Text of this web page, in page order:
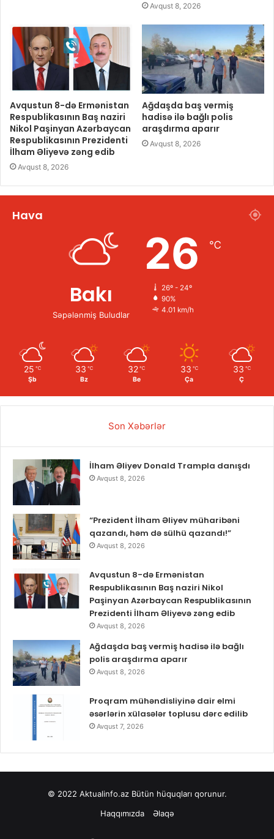
Avqust 8, 2026
Avqustun 8-də Ermənistan
Respublikasının Baş naziri
Nikol Paşinyan Azərbaycan
Respublikasının Prezidenti
İlham Əliyevə zəng edib
Avqust 8, 2026
Ağdaşda baş vermiş
hadisə ilə bağlı polis
araşdırma aparır
Avqust 8, 2026
Hava
Bakı
Səpələnmiş Buludlar
26 ℃
26º - 24º
90%
4.01 km/h
25 ℃
Şb
33 ℃
Bz
32 ℃
Be
33 ℃
Ça
33 ℃
Ç
Son Xəbərlər
İlham Əliyev Donald Trampla danışdı
Avqust 8, 2026
“Prezident İlham Əliyev müharibəni
qazandı, həm də sülhü qazandı!”
Avqust 8, 2026
Avqustun 8-də Ermənistan
Respublikasının Baş naziri Nikol
Paşinyan Azərbaycan Respublikasının
Prezidenti İlham Əliyevə zəng edib
Avqust 8, 2026
Ağdaşda baş vermiş hadisə ilə bağlı
polis araşdırma aparır
Avqust 8, 2026
Proqram mühəndisliyinə dair elmi
əsərlərin xülasələr toplusu dərc edilib
Avqust 7, 2026
© 2022 Aktualinfo.azBütün hüquqları qorunur.
Haqqımızda
Əlaqə